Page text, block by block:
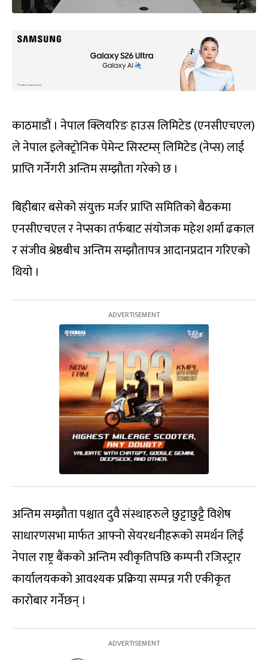
काठमाडौं । नेपाल क्लियरिङ हाउस लिमिटेड (एनसीएचएल)
ले नेपाल इलेक्ट्रोनिक पेमेन्ट सिस्टम्स् लिमिटेड (नेप्स) लाई
प्राप्ति गर्नेगरी अन्तिम सम्झौता गरेको छ ।
बिहीबार बसेको संयुक्त मर्जर प्राप्ति समितिको बैठकमा
एनसीएचएल र नेप्सका तर्फबाट संयोजक महेश शर्मा ढकाल
र संजीव श्रेष्ठबीच अन्तिम सम्झौतापत्र आदानप्रदान गरिएको
थियो ।
अन्तिम सम्झौता पश्चात दुवै संस्थाहरुले छुट्टाछुट्टै विशेष
साधारणसभा मार्फत आफ्नो सेयरधनीहरूको समर्थन लिई
नेपाल राष्ट्र बैंकको अन्तिम स्वीकृतिपछि कम्पनी रजिस्ट्रार
कार्यालयकको आवश्यक प्रक्रिया सम्पन्न गरी एकीकृत
कारोबार गर्नेछन् ।